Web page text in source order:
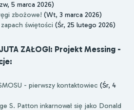
5 marca 2026)
zbożowe! (Wt, 3 marca 2026)
świętości (Śr, 25 lutego 2026)
ZAŁOGI: Projekt Messing -
- pierwszy kontaktowiec (Śr, 4
S. Patton inkarnował się jako Donald